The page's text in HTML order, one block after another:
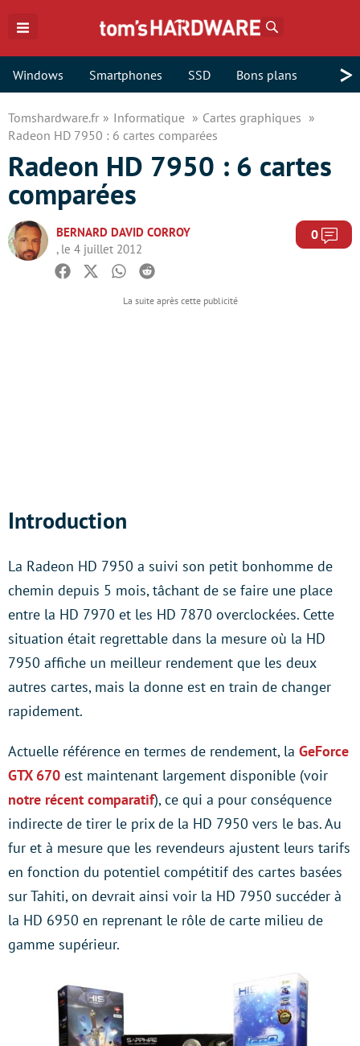
Windows Smartphones SSD Bons plans >
Tomshardware.fr Informatique
Cartes graphiques
Radeon HD 7950 : 6 cartes comparées
Radeon HD 7950 : 6 cartes
comparées
BERNARD DAVID CORROY
, le 4 juillet 2012
0
Facebook
TwitterWhatsapp
Reddit
Introduction
La Radeon HD 7950 a suivi son petit bonhomme de
chemin depuis 5 mois, tâchant de se faire une place
entre la HD 7970 et les HD 7870 overclockées. Cette
situation était regrettable dans la mesure où la HD
7950 affiche un meilleur rendement que les deux
autres cartes, mais la donne est en train de changer
rapidement.
Actuelle référence en termes de rendement, la GeForce
GTX 670 est maintenant largement disponible (voir
notre récent comparatif), ce qui a pour conséquence
indirecte de tirer le prix de la HD 7950 vers le bas. Au
fur et à mesure que les revendeurs ajustent leurs tarifs
en fonction du potentiel compétitif des cartes basées
sur Tahiti, on devrait ainsi voir la HD 7950 succéder à
la HD 6950 en reprenant le rôle de carte milieu de
gamme supérieur.